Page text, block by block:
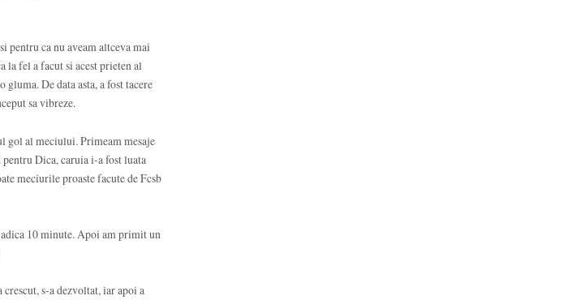
ca nu aveam altceva mai
la fel a facut si acest prieten al
De data asta, a fost tacere
sa vibreze.
gol al meciului. Primeam mesaje
Dica, caruia i-a fost luata
meciurile proaste facute de Fcsb
10 minute. Apoi am primit un
s-a dezvoltat, iar apoi a